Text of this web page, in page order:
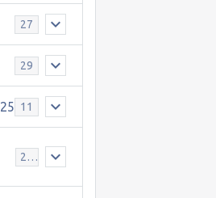
27
29
11
25